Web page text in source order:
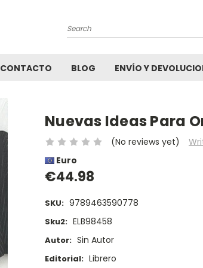
Search
CONTACTO BLOG ENVÍO Y
Nuevas Ideas Para
(No reviews yet)
Euro
€44.98
SKU: 9789463590778
Sku2: ELB98458
Autor: Sin Autor
Editorial: Librero